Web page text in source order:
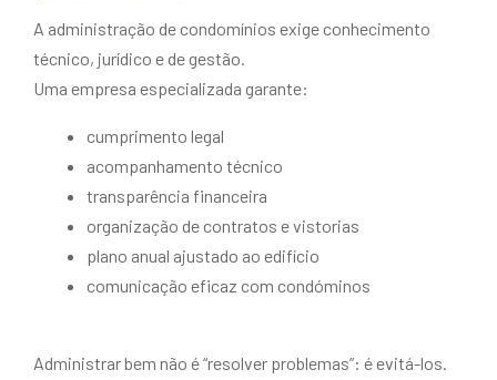
A administração de condomínios exige conhecimento
técnico, jurídico e de gestão.
Uma empresa especializada garante:
cumprimento legal
acompanhamento técnico
transparência financeira
organização de contratos e vistorias
plano anual ajustado ao edifício
comunicação eficaz com condóminos
Administrar bem não é “resolver problemas”: é evitá-los.